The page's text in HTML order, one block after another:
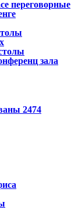
переговорные
зала
2474